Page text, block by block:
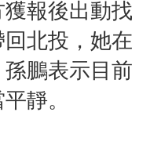
報後出動找
北投，她在
鵬表示目前
靜。